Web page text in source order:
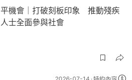
平機會｜打破刻板印象 推動殘疾
人士全面參與社會